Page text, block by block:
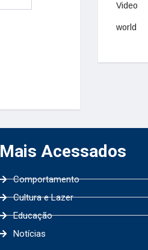
Video
world
Mais Acessados
Comportamento
Cultura e Lazer
Educação
Notícias